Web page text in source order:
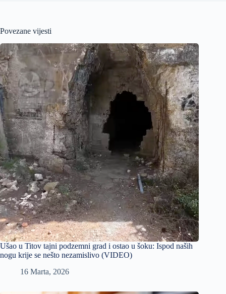
Povezane vijesti
Ušao u Titov tajni podzemni grad i ostao u šoku: Ispod naših
nogu krije se nešto nezamislivo (VIDEO)
16 Marta, 2026